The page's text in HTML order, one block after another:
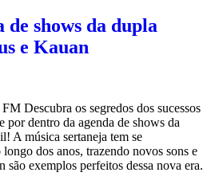
de shows da dupla
e Kauan
Descubra os segredos dos sucessos
por dentro da agenda de shows da
A música sertaneja tem se
dos anos, trazendo novos sons e
são exemplos perfeitos dessa nova era.